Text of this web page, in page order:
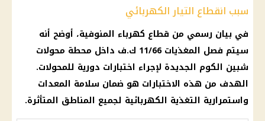
سبب انقطاع التيار الكهربائي
في بيان رسمي من قطاع كهرباء المنوفية، أوضح أنه
سيتم فصل المغذيات 11/66 ك.ف داخل محطة محولات
شبين الكوم الجديدة لإجراء اختبارات دورية للمحولات.
الهدف من هذه الاختبارات هو ضمان سلامة المعدات
واستمرارية التغذية الكهربائية لجميع المناطق المتأثرة.